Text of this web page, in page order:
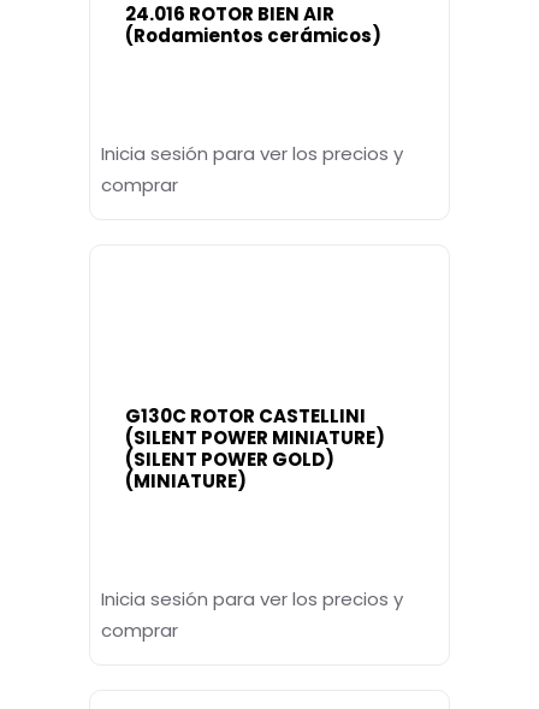
24.016 ROTOR BIEN AIR
(Rodamientos cerámicos)
Inicia sesión para ver los precios y
comprar
G130C ROTOR CASTELLINI
(SILENT POWER MINIATURE)
(SILENT POWER GOLD)
(MINIATURE)
Inicia sesión para ver los precios y
comprar